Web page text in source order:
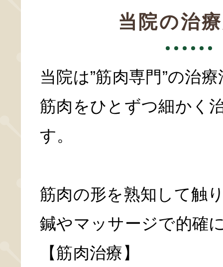
当院の治
当院は”筋肉専門”の治
筋肉をひとずつ細かく
す。
筋肉の形を熟知して触
鍼やマッサージで的確
【筋肉治療】